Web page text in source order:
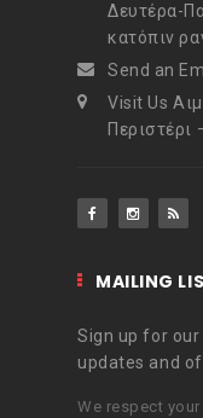
Δευτέρα-
κατόπιν
Send an
Visit Us
Περιστέρι
MAILING
Sign up for
updates and
We respect your